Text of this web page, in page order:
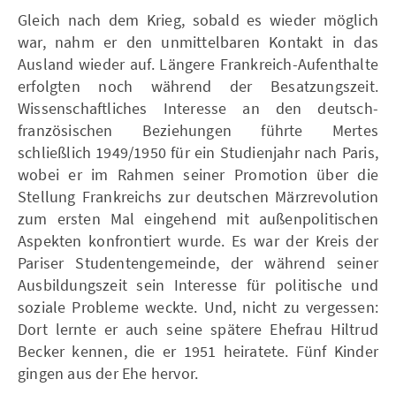
Gleich nach dem Krieg, sobald es wieder möglich
war, nahm er den unmittelbaren Kontakt in das
Ausland wieder auf. Längere Frankreich-Aufenthalte
erfolgten noch während der Besatzungszeit.
Wissenschaftliches Interesse an den deutsch-
französischen Beziehungen führte Mertes
schließlich 1949/1950 für ein Studienjahr nach Paris,
wobei er im Rahmen seiner Promotion über die
Stellung Frankreichs zur deutschen Märzrevolution
zum ersten Mal eingehend mit außenpolitischen
Aspekten konfrontiert wurde. Es war der Kreis der
Pariser Studentengemeinde, der während seiner
Ausbildungszeit sein Interesse für politische und
soziale Probleme weckte. Und, nicht zu vergessen:
Dort lernte er auch seine spätere Ehefrau Hiltrud
Becker kennen, die er 1951 heiratete. Fünf Kinder
gingen aus der Ehe hervor.